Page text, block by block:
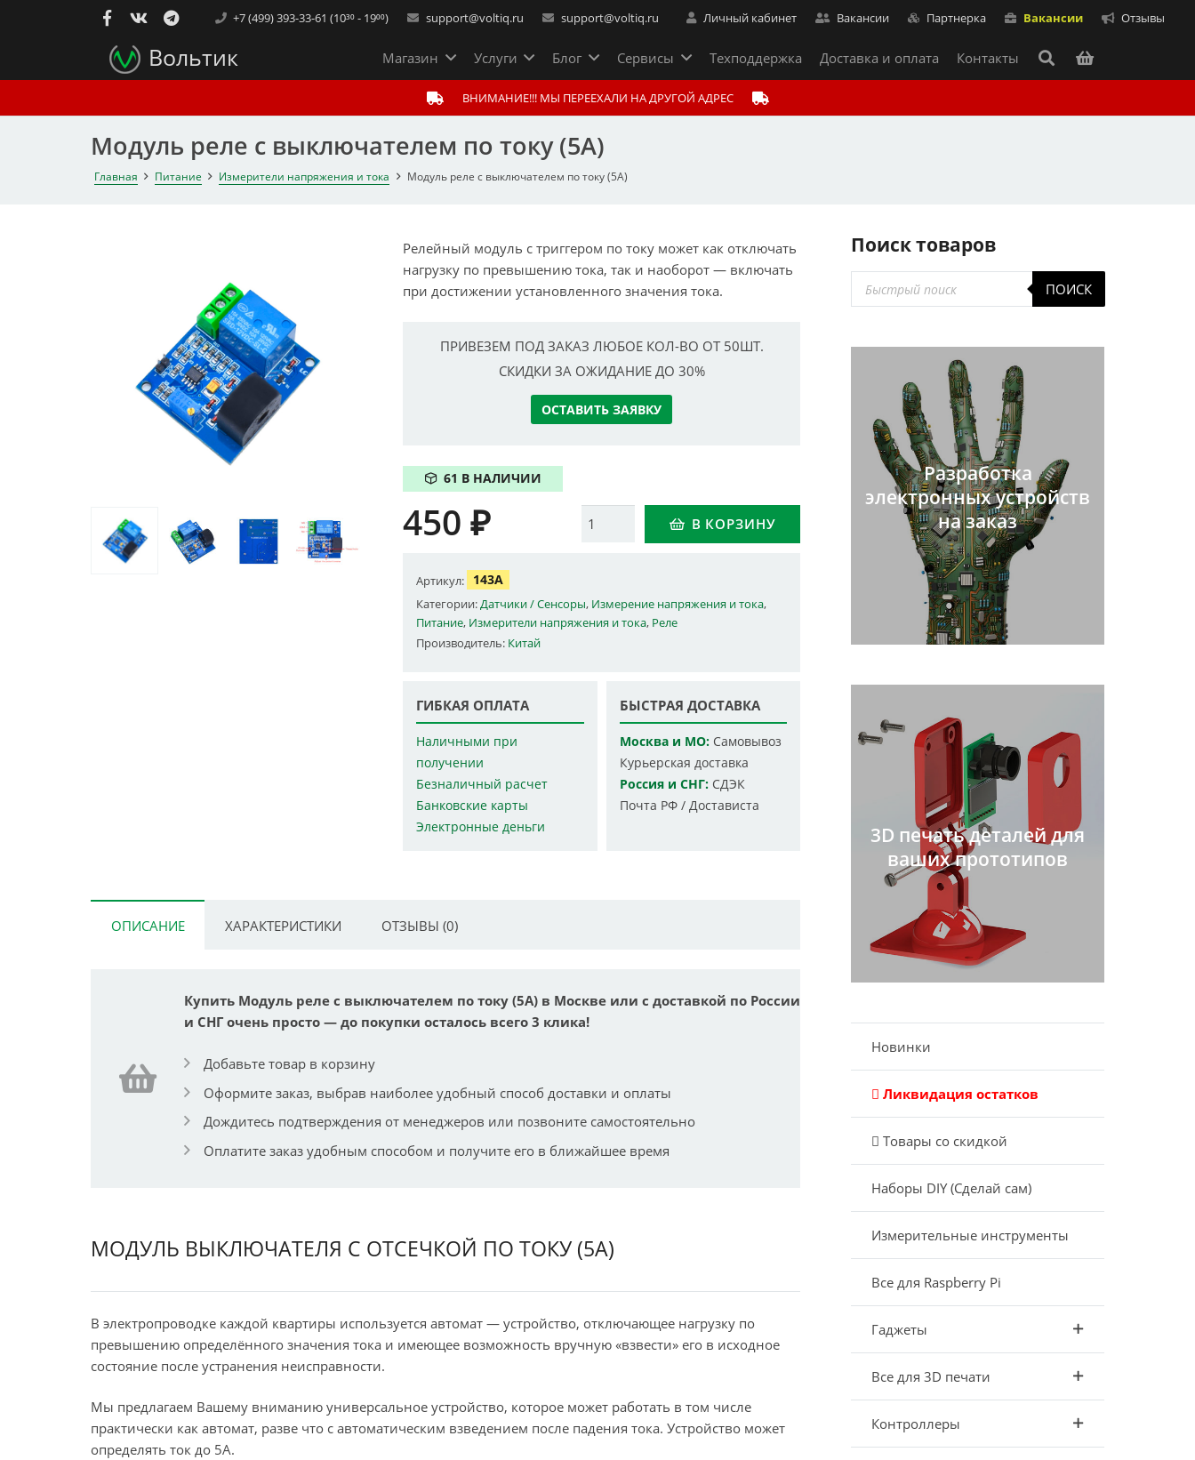
+7 (499) 393-33-61 (10³⁰ - 19⁰⁰) support@voltiq.ru support@voltiq.ru Личный кабинет Вакансии Партнерка Вакансии Отзывы
Вольтик Магазин Услуги Блог Сервисы Техподдержка Доставка и оплата Контакты
ВНИМАНИЕ!!! МЫ ПЕРЕЕХАЛИ НА ДРУГОЙ АДРЕС
Модуль реле с выключателем по току (5А)
Главная Питание Измерители напряжения и тока Модуль реле с выключателем по току (5А)
Релейный модуль с триггером по току может как отключать
нагрузку по превышению тока, так и наоборот — включать
при достижении установленного значения тока.
ПРИВЕЗЕМ ПОД ЗАКАЗ ЛЮБОЕ КОЛ-ВО ОТ 50ШТ.
СКИДКИ ЗА ОЖИДАНИЕ ДО 30%
ОСТАВИТЬ ЗАЯВКУ
61 В НАЛИЧИИ
Количество В КОРЗИНУ
450₽
Артикул: 143A
Категории:Датчики / Сенсоры, Измерение напряжения и тока,
Питание, Измерители напряжения и тока, Реле
Производитель: Китай
ГИБКАЯ ОПЛАТА
Наличными при
получении
Безналичный расчет
Банковские карты
Электронные деньги
БЫСТРАЯ ДОСТАВКА
Москва и МО:Самовывоз
Курьерская доставка
Россия и СНГ:СДЭК
Почта РФ / Достависта
ОПИСАНИЕ ХАРАКТЕРИСТИКИ ОТЗЫВЫ (0)
Купить Модуль реле с выключателем по току (5А) в Москве или с доставкой по России
и СНГ очень просто — до покупки осталось всего 3 клика!
Добавьте товар в корзину
Оформите заказ, выбрав наиболее удобный способ доставки и оплаты
Дождитесь подтверждения от менеджеров или позвоните самостоятельно
Оплатите заказ удобным способом и получите его в ближайшее время
МОДУЛЬ ВЫКЛЮЧАТЕЛЯ С ОТСЕЧКОЙ ПО ТОКУ (5А)
В электропроводке каждой квартиры используется автомат — устройство, отключающее нагрузку по
превышению определённого значения тока и имеющее возможность вручную «взвести» его в исходное
состояние после устранения неисправности.
Мы предлагаем Вашему вниманию универсальное устройство, которое может работать в том числе
практически как автомат, разве что с автоматическим взведением после падения тока. Устройство может
определять ток до 5А.
Поиск товаров
Поиск
товаров
ПОИСК
Разработка
электронных устройств
на заказ
3D печать деталей для
ваших прототипов
Новинки
Ликвидация остатков
Товары со скидкой
Наборы DIY (Сделай сам)
Измерительные инструменты
Все для Raspberry Pi
Гаджеты
Все для 3D печати
Контроллеры